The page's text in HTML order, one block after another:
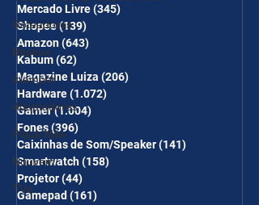
Roteadores
Baseus
iclamper
Adaptadores
Placa Mãe
Nuuvem
TVs
COMBO
Mercado Livre(345)
Shopee(139)
Amazon(643)
Kabum(62)
Magazine Luiza (206)
Hardware(1.072)
Gamer(1.004)
Fones(396)
Caixinhas de Som/Speaker(141)
Smartwatch(158)
Projetor(44)
Gamepad (161)